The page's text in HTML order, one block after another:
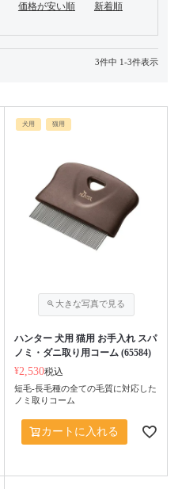
価格が安い順 新着順
3件中 1-3件表示
犬用 猫用
ハンター 犬用 猫用 お手入れ スパ
ノミ・ダニ取り用コーム (65584)
¥2,530税込
短毛-長毛種の全ての毛質に対応した
ノミ取りコーム
カートに入れる